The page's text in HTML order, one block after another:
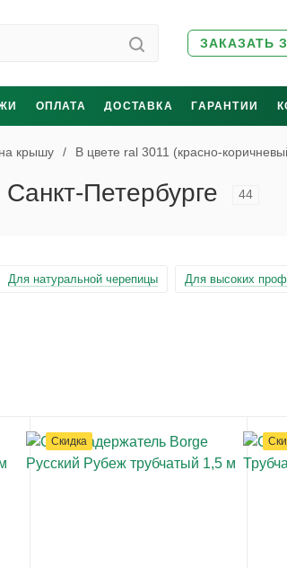
ЗАКАЗАТЬ
ОПЛАТА ДОСТАВКА ГАРАНТИИ
крышу / В цвете ral 3011 (красно-
Петербурге 44
Для натуральной черепицы Для высоких
Скидка